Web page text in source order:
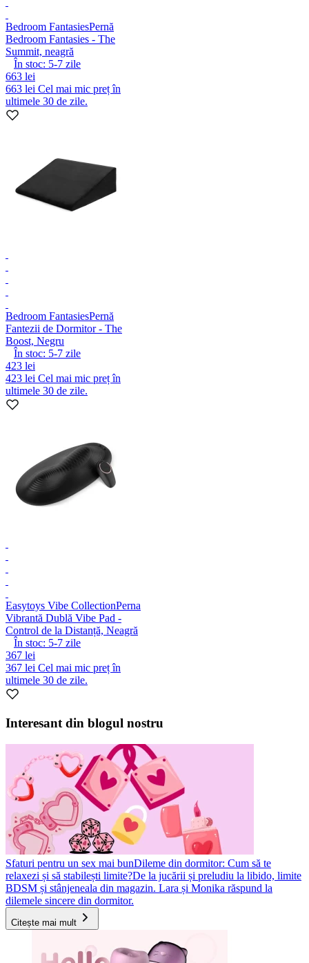
Bedroom FantasiesPernă
Bedroom Fantasies - The
Summit, neagră
În stoc: 5-7 zile
663 lei
663 lei Cel mai mic preț în
ultimele 30 de zile.
Bedroom FantasiesPernă
Fantezii de Dormitor - The
Boost, Negru
În stoc: 5-7 zile
423 lei
423 lei Cel mai mic preț în
ultimele 30 de zile.
Easytoys Vibe CollectionPerna
Vibrantă Dublă Vibe Pad -
Control de la Distanță, Neagră
În stoc: 5-7 zile
367 lei
367 lei Cel mai mic preț în
ultimele 30 de zile.
Interesant din blogul nostru
Sfaturi pentru un sex mai bunDileme din dormitor: Cum să te
relaxezi și să stabilești limite?De la jucării și preludiu la libido, limite
BDSM și stânjeneala din magazin. Lara și Monika răspund la
dilemele sincere din dormitor.
Citește mai mult